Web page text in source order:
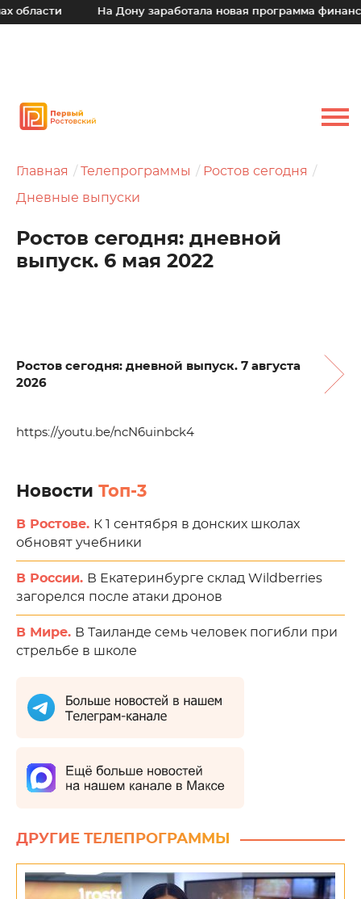
На Дону заработала новая программа финансовой
Главная Телепрограммы Ростов сегодня
Дневные выпуски
Ростов сегодня: дневной
выпуск. 6 мая 2022
Ростов сегодня: дневной выпуск. 7 августа
2026
https://youtu.be/ncN6uinbck4
Новости Топ-3
В Ростове. К 1 сентября в донских школах
обновят учебники
В России. В Екатеринбурге склад Wildberries
загорелся после атаки дронов
В Мире. В Таиланде семь человек погибли при
стрельбе в школе
ДРУГИЕ ТЕЛЕПРОГРАММЫ